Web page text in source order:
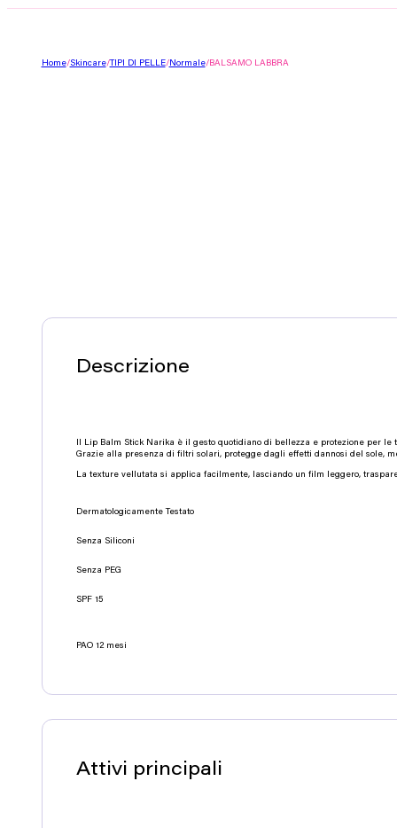
Home/Skincare/TIPI DI PELLE/Normale/BALSAMO LABBRA
Descrizione
Il Lip Balm Stick Narika è il gesto quotidiano di bellezza e protezione per
Grazie alla presenza di filtri solari, protegge dagli effetti dannosi del sole,
La texture vellutata si applica facilmente, lasciando un film leggero,
Dermatologicamente Testato
Senza Siliconi
Senza PEG
SPF 15
PAO 12 mesi
Attivi principali